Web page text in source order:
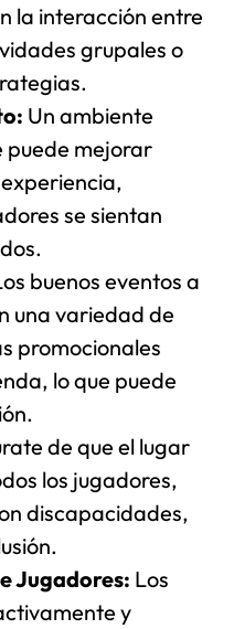
la interacción entre
grupales o
Un ambiente
puede mejorar
se sientan
buenos eventos a
una variedad de
promocionales
lo que puede
de que el lugar
los jugadores,
discapacidades,
Jugadores: Los
y